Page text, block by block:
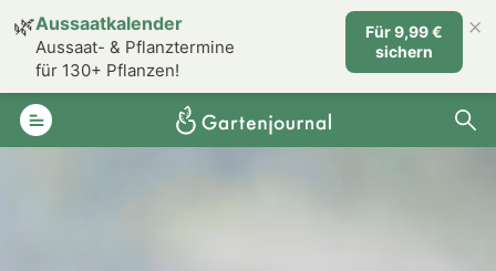
🌿Aussaatkalender
Aussaat- & Pflanztermine
für 130+ Pflanzen!
Für 9,99 €
sichern
×